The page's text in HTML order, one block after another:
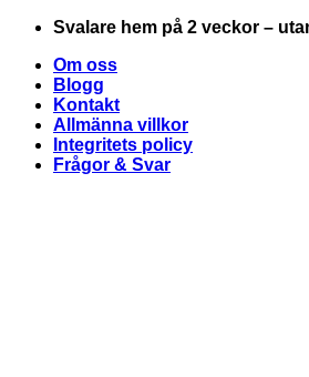
Skip
content
Svalare hem på 2 veckor –
Om oss
Blogg
Kontakt
Allmänna villkor
Integritets policy
Frågor & Svar